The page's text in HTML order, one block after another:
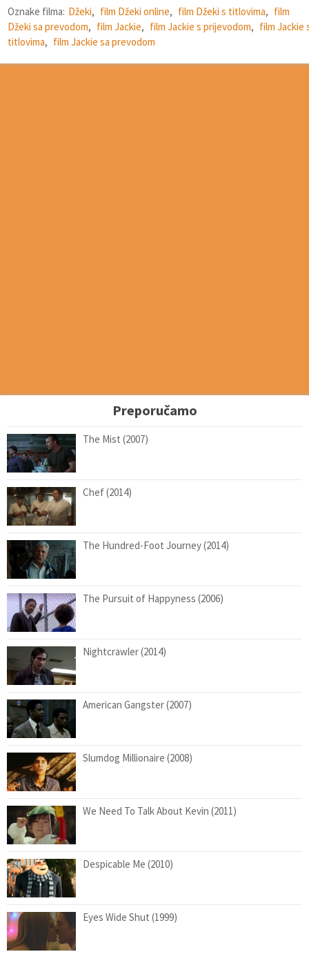
Oznake filma: Džeki, film Džeki online, film Džeki s titlovima, film
Džeki sa prevodom, film Jackie, film Jackie s prijevodom, film Jackie
titlovima, film Jackie sa prevodom
Preporučamo
The Mist (2007)
Chef (2014)
The Hundred-Foot Journey (2014)
The Pursuit of Happyness (2006)
Nightcrawler (2014)
American Gangster (2007)
Slumdog Millionaire (2008)
We Need To Talk About Kevin (2011)
Despicable Me (2010)
Eyes Wide Shut (1999)